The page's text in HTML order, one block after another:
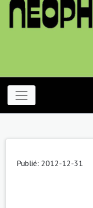
Publié: 2012-12-31